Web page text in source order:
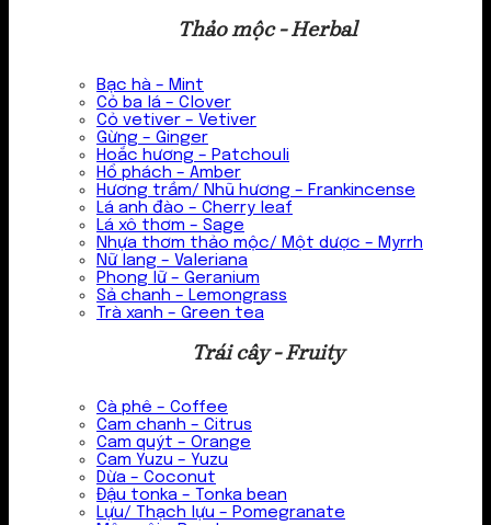
Thảo mộc - Herbal
Bạc hà – Mint
Cỏ ba lá – Clover
Cỏ vetiver – Vetiver
Gừng – Ginger
Hoắc hương – Patchouli
Hổ phách – Amber
Hương trầm/ Nhũ hương – Frankincense
Lá anh đào – Cherry leaf
Lá xô thơm – Sage
Nhựa thơm thảo mộc/ Một dược – Myrrh
Nữ lang – Valeriana
Phong lữ – Geranium
Sả chanh – Lemongrass
Trà xanh – Green tea
Trái cây - Fruity
Cà phê – Coffee
Cam chanh – Citrus
Cam quýt – Orange
Cam Yuzu – Yuzu
Dừa – Coconut
Đậu tonka – Tonka bean
Lựu/ Thạch lựu – Pomegranate